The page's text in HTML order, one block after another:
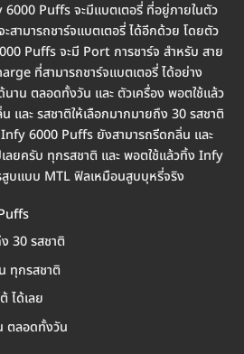
Puffs จะมีแบตเตอรี่ ที่อยู่ภายในตัว
สามารถชาร์จแบตเตอรี่ ได้อีกด้วย โดยตัว
Puffs จะมี Port การชาร์จ สำหรับ สาย
ที่สามารถชาร์จแบตเตอรี่ ได้อย่าง
นาน ตลอดทั้งวัน และ ตัวเครื่อง พอตใช้แล้ว
ละ รสชาติให้เลือกมากมายถึง 30 รสชาติ
Infy 6000 Puffs ยังสามารถรีดกลิ่น และ
ลยครับ ทุกรสชาติ และ พอตใช้แล้วทิ้ง Infy
สูบแบบ MTL ฟิลเหมือนสูบบุหรี่จริง
30 รสชาติ
ทุกรสชาติ
ได้เลย
ตลอดทั้งวัน